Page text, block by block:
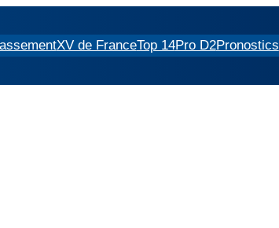
XV de FranceTop 14Pro D2Pronostics